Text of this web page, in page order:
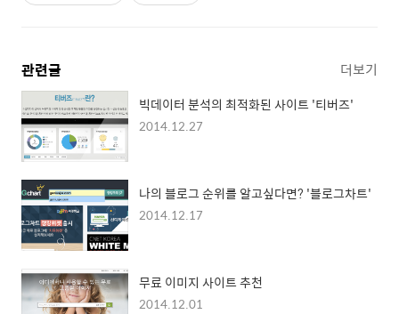
관련글 더보기
빅데이터 분석의 최적화된 사이트 '티버즈'
2014.12.27
나의 블로그 순위를 알고싶다면? '블로그차트'
2014.12.17
무료 이미지 사이트 추천
2014.12.01